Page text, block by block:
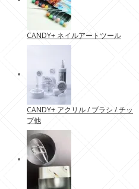
CANDY+ ネイルアートツール
CANDY+ アクリル / ブラシ / チッ
プ他